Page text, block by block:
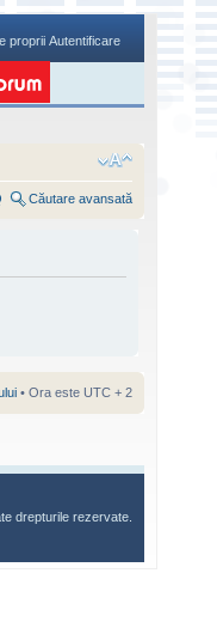
proprii Autentificare
Căutare avansată
• Ora este UTC + 2
drepturile rezervate.